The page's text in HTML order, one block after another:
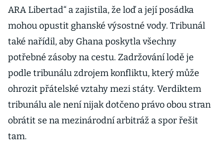
ARA Libertad“ a zajistila, že loď a její posádka
mohou opustit ghanské výsostné vody. Tribunál
také nařídil, aby Ghana poskytla všechny
potřebné zásoby na cestu. Zadržování lodě je
podle tribunálu zdrojem konfliktu, který může
ohrozit přátelské vztahy mezi státy. Verdiktem
tribunálu ale není nijak dotčeno právo obou stran
obrátit se na mezinárodní arbitráž a spor řešit
tam.